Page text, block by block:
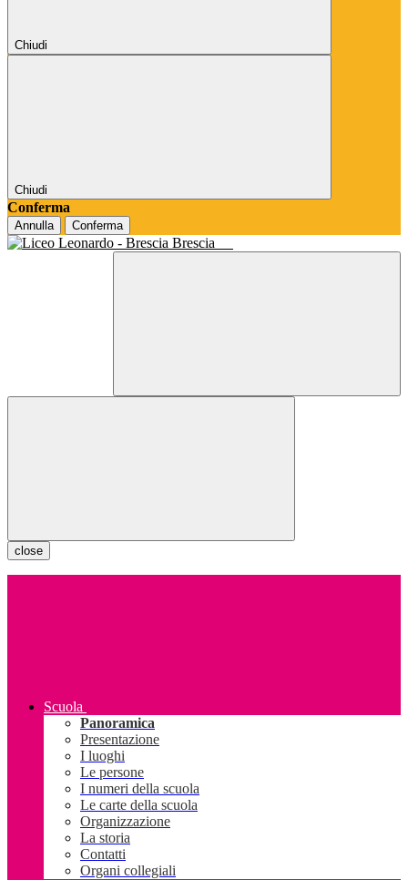
Chiudi
Chiudi
Conferma
Annulla Conferma
Brescia
close
Scuola
Panoramica
Presentazione
I luoghi
Le persone
I numeri della scuola
Le carte della scuola
Organizzazione
La storia
Contatti
Organi collegiali